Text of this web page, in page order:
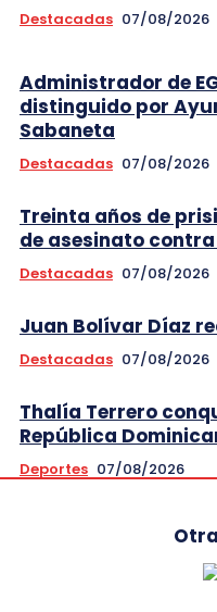
Destacadas 07/08/2026
Administrador de
distinguido por
Sabaneta
Destacadas 07/08/2026
Treinta años de
de asesinato
Destacadas 07/08/2026
Juan Bolívar Díaz
Destacadas 07/08/2026
Thalía Terrero
República
Deportes 07/08/2026